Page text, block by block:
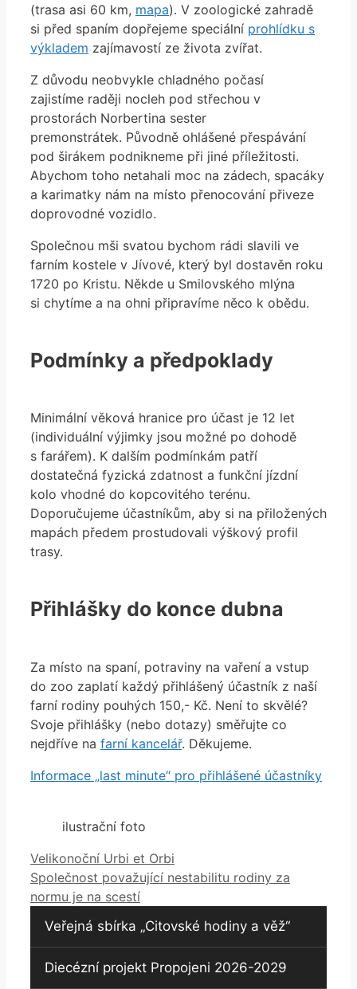
(trasa asi 60 km, mapa). V zoologické zahradě
si před spaním dopřejeme speciální prohlídku s
výkladem zajímavostí ze života zvířat.
Z důvodu neobvykle chladného počasí
zajistíme raději nocleh pod střechou v
prostorách Norbertina sester
premonstrátek. Původně ohlášené přespávání
pod širákem podnikneme při jiné příležitosti.
Abychom toho netahali moc na zádech, spacáky
a karimatky nám na místo přenocování přiveze
doprovodné vozidlo.
Společnou mši svatou bychom rádi slavili ve
farním kostele v Jívové, který byl dostavěn roku
1720 po Kristu. Někde u Smilovského mlýna
si chytíme a na ohni připravíme něco k obědu.
Podmínky a předpoklady
Minimální věková hranice pro účast je 12 let
(individuální výjimky jsou možné po dohodě
s farářem). K dalším podmínkám patří
dostatečná fyzická zdatnost a funkční jízdní
kolo vhodné do kopcovitého terénu.
Doporučujeme účastníkům, aby si na přiložených
mapách předem prostudovali výškový profil
trasy.
Přihlášky do konce dubna
Za místo na spaní, potraviny na vaření a vstup
do zoo zaplatí každý přihlášený účastník z naší
farní rodiny pouhých 150,- Kč. Není to skvělé?
Svoje přihlášky (nebo dotazy) směřujte co
nejdříve na farní kancelář. Děkujeme.
Informace „last minute“ pro přihlášené účastníky
ilustrační foto
Velikonoční Urbi et Orbi
Společnost považující nestabilitu rodiny za
normu je na scestí
Veřejná sbírka „Citovské hodiny a věž“
Diecézní projekt Propojeni 2026-2029